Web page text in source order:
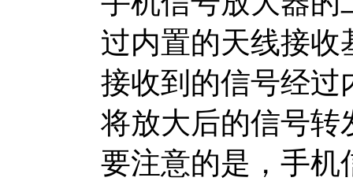
过内置的天线接收
接收到的信号经过
将放大后的信号转
要注意的是，手机